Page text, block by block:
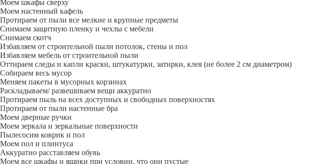
Моем шкафы сверху
Моем настенный кафель
Протираем от пыли все мелкие и крупные предметы
Снимаем защитную пленку и чехлы с мебели
Снимаем скотч
Избавляем от строительной пыли потолок, стены и пол
Избавляем мебель от строительной пыли
Оттираем следы и капли краски, штукатурки, затирки, клея (не более 2 см диаметром)
Собираем весь мусор
Меняем пакеты в мусорных корзинах
Раскладываем/ развешиваем вещи аккуратно
Протираем пыль на всех доступных и свободных поверхностях
Протираем от пыли настенные бра
Моем дверные ручки
Моем зеркала и зеркальные поверхности
Пылесосим коврик и пол
Моем пол и плинтуса
Аккуратно расставляем обувь
Моем все шкафы и ящики при условии, что они пустые